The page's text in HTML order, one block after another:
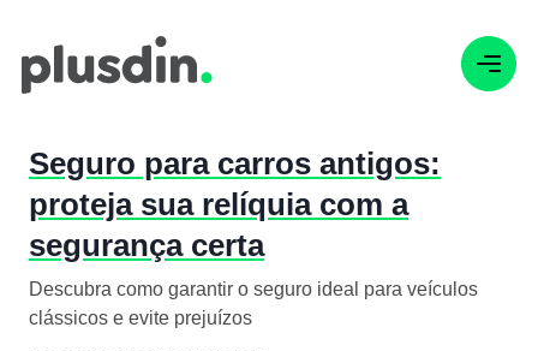
Seguro para carros antigos:
proteja sua relíquia com a
segurança certa
Descubra como garantir o seguro ideal para veículos
clássicos e evite prejuízos